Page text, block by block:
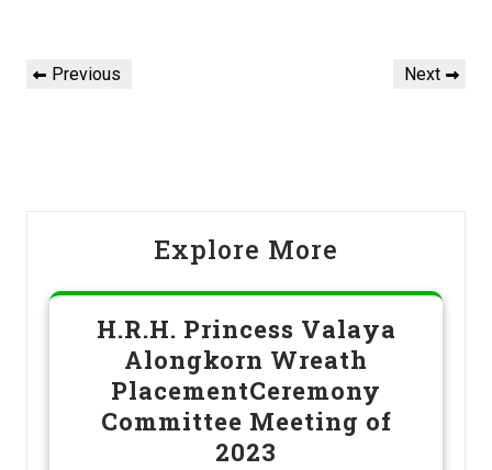
Previous Next
Explore More
H.R.H. Princess Valaya
Alongkorn Wreath
PlacementCeremony
Committee Meeting of
2023